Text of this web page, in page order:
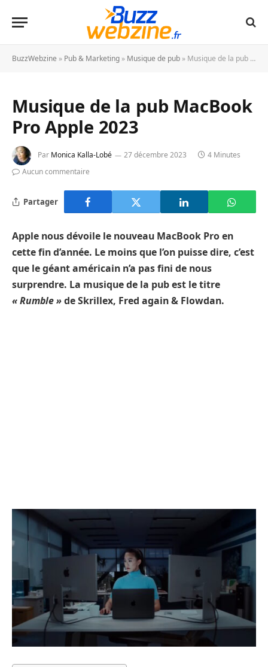
BuzzWebzine » Pub & Marketing » Musique de pub » Musique de la pub MacBook Pro Apple 2023
Musique de la pub MacBook
Pro Apple 2023
Par Monica Kalla-Lobé 27 décembre 2023
4 Minutes
Aucun commentaire
Partager
Apple nous dévoile le nouveau MacBook Pro en
cette fin d’année. Le moins que l’on puisse dire, c’est
que le géant américain n’a pas fini de nous
surprendre. La musique de la pub est le titre
« Rumble »de Skrillex, Fred again & Flowdan.